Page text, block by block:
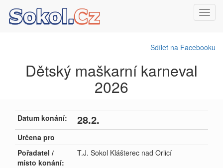
Sdílet na Facebooku
Dětský maškarní karneval
2026
Datum konání: 28.2.
Určena pro
Pořadatel /
místo konání:
T.J. Sokol Klášterec nad Orlicí